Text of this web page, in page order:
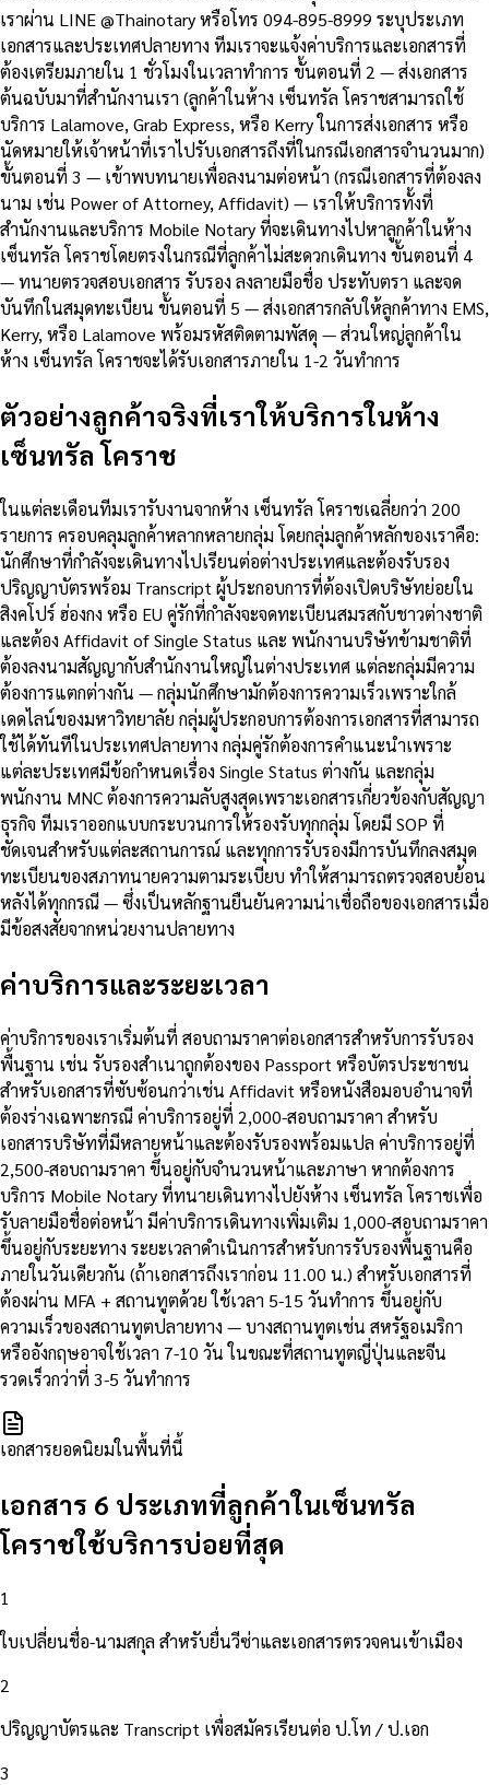
เราผ่าน LINE @Thainotary หรือโทร 094-895-8999 ระบุประเภท
เอกสารและประเทศปลายทาง ทีมเราจะแจ้งค่าบริการและเอกสารที่
ต้องเตรียมภายใน 1 ชั่วโมงในเวลาทำการ ขั้นตอนที่ 2 — ส่งเอกสาร
ต้นฉบับมาที่สำนักงานเรา (ลูกค้าในห้าง เซ็นทรัล โคราชสามารถใช้
บริการ Lalamove, Grab Express, หรือ Kerry ในการส่งเอกสาร หรือ
นัดหมายให้เจ้าหน้าที่เราไปรับเอกสารถึงที่ในกรณีเอกสารจำนวนมาก)
ขั้นตอนที่ 3 — เข้าพบทนายเพื่อลงนามต่อหน้า (กรณีเอกสารที่ต้องลง
นาม เช่น Power of Attorney, Affidavit) — เราให้บริการทั้งที่
สำนักงานและบริการ Mobile Notary ที่จะเดินทางไปหาลูกค้าในห้าง
เซ็นทรัล โคราชโดยตรงในกรณีที่ลูกค้าไม่สะดวกเดินทาง ขั้นตอนที่ 4
— ทนายตรวจสอบเอกสาร รับรอง ลงลายมือชื่อ ประทับตรา และจด
บันทึกในสมุดทะเบียน ขั้นตอนที่ 5 — ส่งเอกสารกลับให้ลูกค้าทาง EMS,
Kerry, หรือ Lalamove พร้อมรหัสติดตามพัสดุ — ส่วนใหญ่ลูกค้าใน
ห้าง เซ็นทรัล โคราชจะได้รับเอกสารภายใน 1-2 วันทำการ
ตัวอย่างลูกค้าจริงที่เราให้บริการในห้าง
เซ็นทรัล โคราช
ในแต่ละเดือนทีมเรารับงานจากห้าง เซ็นทรัล โคราชเฉลี่ยกว่า 200
รายการ ครอบคลุมลูกค้าหลากหลายกลุ่ม โดยกลุ่มลูกค้าหลักของเราคือ:
นักศึกษาที่กำลังจะเดินทางไปเรียนต่อต่างประเทศและต้องรับรอง
ปริญญาบัตรพร้อม Transcript ผู้ประกอบการที่ต้องเปิดบริษัทย่อยใน
สิงคโปร์ ฮ่องกง หรือ EU คู่รักที่กำลังจะจดทะเบียนสมรสกับชาวต่างชาติ
และต้อง Affidavit of Single Status และ พนักงานบริษัทข้ามชาติที่
ต้องลงนามสัญญากับสำนักงานใหญ่ในต่างประเทศ แต่ละกลุ่มมีความ
ต้องการแตกต่างกัน — กลุ่มนักศึกษามักต้องการความเร็วเพราะใกล้
เดดไลน์ของมหาวิทยาลัย กลุ่มผู้ประกอบการต้องการเอกสารที่สามารถ
ใช้ได้ทันทีในประเทศปลายทาง กลุ่มคู่รักต้องการคำแนะนำเพราะ
แต่ละประเทศมีข้อกำหนดเรื่อง Single Status ต่างกัน และกลุ่ม
พนักงาน MNC ต้องการความลับสูงสุดเพราะเอกสารเกี่ยวข้องกับสัญญา
ธุรกิจ ทีมเราออกแบบกระบวนการให้รองรับทุกกลุ่ม โดยมี SOP ที่
ชัดเจนสำหรับแต่ละสถานการณ์ และทุกการรับรองมีการบันทึกลงสมุด
ทะเบียนของสภาทนายความตามระเบียบ ทำให้สามารถตรวจสอบย้อน
หลังได้ทุกกรณี — ซึ่งเป็นหลักฐานยืนยันความน่าเชื่อถือของเอกสารเมื่อ
มีข้อสงสัยจากหน่วยงานปลายทาง
ค่าบริการและระยะเวลา
ค่าบริการของเราเริ่มต้นที่ สอบถามราคาต่อเอกสารสำหรับการรับรอง
พื้นฐาน เช่น รับรองสำเนาถูกต้องของ Passport หรือบัตรประชาชน
สำหรับเอกสารที่ซับซ้อนกว่าเช่น Affidavit หรือหนังสือมอบอำนาจที่
ต้องร่างเฉพาะกรณี ค่าบริการอยู่ที่ 2,000-สอบถามราคา สำหรับ
เอกสารบริษัทที่มีหลายหน้าและต้องรับรองพร้อมแปล ค่าบริการอยู่ที่
2,500-สอบถามราคา ขึ้นอยู่กับจำนวนหน้าและภาษา หากต้องการ
บริการ Mobile Notary ที่ทนายเดินทางไปยังห้าง เซ็นทรัล โคราชเพื่อ
รับลายมือชื่อต่อหน้า มีค่าบริการเดินทางเพิ่มเติม 1,000-สอบถามราคา
ขึ้นอยู่กับระยะทาง ระยะเวลาดำเนินการสำหรับการรับรองพื้นฐานคือ
ภายในวันเดียวกัน (ถ้าเอกสารถึงเราก่อน 11.00 น.) สำหรับเอกสารที่
ต้องผ่าน MFA + สถานทูตด้วย ใช้เวลา 5-15 วันทำการ ขึ้นอยู่กับ
ความเร็วของสถานทูตปลายทาง — บางสถานทูตเช่น สหรัฐอเมริกา
หรืออังกฤษอาจใช้เวลา 7-10 วัน ในขณะที่สถานทูตญี่ปุ่นและจีน
รวดเร็วกว่าที่ 3-5 วันทำการ
เอกสารยอดนิยมในพื้นที่นี้
เอกสาร 6 ประเภทที่ลูกค้าในเซ็นทรัล
โคราชใช้บริการบ่อยที่สุด
1
ใบเปลี่ยนชื่อ-นามสกุล สำหรับยื่นวีซ่าและเอกสารตรวจคนเข้าเมือง
2
ปริญญาบัตรและ Transcript เพื่อสมัครเรียนต่อ ป.โท / ป.เอก
3